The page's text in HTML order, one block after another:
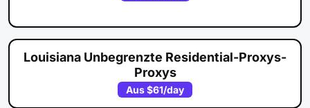
Louisiana Unbegrenzte Residential-Proxys-
Proxys
Aus$61/day